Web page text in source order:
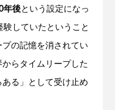
年後という設定になっ
していたということ
の記憶を消されてい
らタイムリープした
る」として受け止め